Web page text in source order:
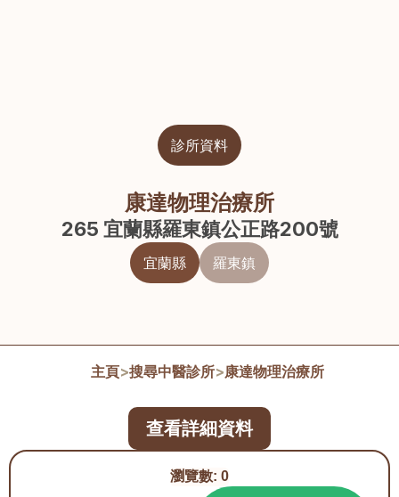
診所資料
康達物理治療所
265 宜蘭縣羅東鎮公正路200號
宜蘭縣 羅東鎮
主頁>搜尋中醫診所>康達物理治療所
瀏覽數: 0
查看詳細資料